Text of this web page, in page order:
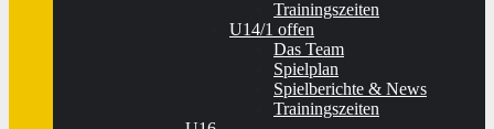
Trainingszeiten
U14/1 offen
Das Team
Spielplan
Spielberichte & News
Trainingszeiten